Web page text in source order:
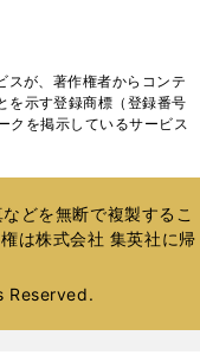
く
ド
ウ
で
ィ
ン
ド
開
く
スが、著作権者からコンテ
を示す登録商標（登録番号
クを掲示しているサービス
どを無断で複製するこ
は株式会社 集英社に帰
Reserved.